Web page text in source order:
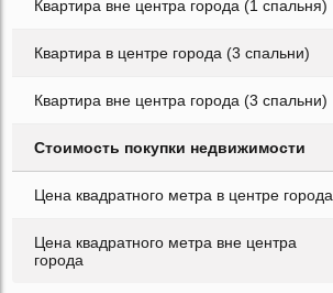
Квартира вне центра города (1 спальня)
Квартира в центре города (3 спальни)
Квартира вне центра города (3 спальни)
Стоимость покупки недвижимости
Цена квадратного метра в центре города
Цена квадратного метра вне центра
города